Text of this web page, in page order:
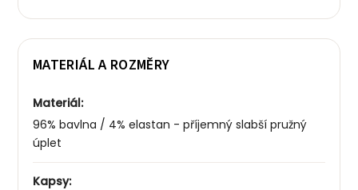
MATERIÁL A ROZMĚRY
Materiál:
96% bavlna / 4% elastan - příjemný slabší pružný
úplet
Kapsy: